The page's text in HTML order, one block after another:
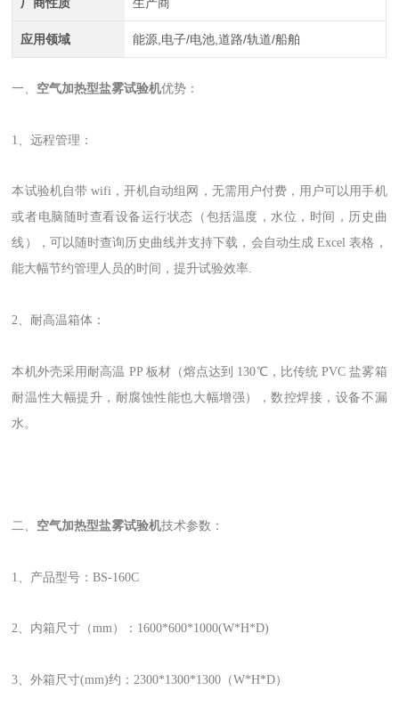
应用领域 能源,电子/电池,道路/轨道/船舶
一、 空气加热型盐雾试验机优势：
1、远程管理：
本试验机自带 wifi，开机自动组网，无需用户付费，用户可以用手机
或者电脑随时查看设备运行状态（包括温度，水位，时间，历史曲
线），可以随时查询历史曲线并支持下载，会自动生成 Excel 表格，
能大幅节约管理人员的时间，提升试验效率.
2、耐高温箱体：
本机外壳采用耐高温 PP 板材（熔点达到 130℃，比传统 PVC 盐雾箱
耐温性大幅提升，耐腐蚀性能也大幅增强），数控焊接，设备不漏
水。
二、 空气加热型盐雾试验机技术参数：
1、产品型号：BS-160C
2、内箱尺寸（mm）：1600*600*1000(W*H*D)
3、外箱尺寸(mm)约：2300*1300*1300（W*H*D）